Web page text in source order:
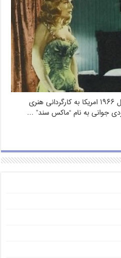
فیلم وسترن نوادا اسمیت محصول ۱۹۶۶ امریکا به کارگردانی هنری
جوانی به نام “ماکس سند” …